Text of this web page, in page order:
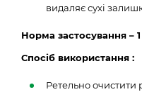
видаляє сухі
Норма застосування –
Спосіб використання :
Ретельно очистити